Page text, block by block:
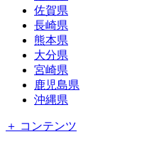
佐賀県
長崎県
熊本県
大分県
宮崎県
鹿児島県
沖縄県
＋ コンテンツ